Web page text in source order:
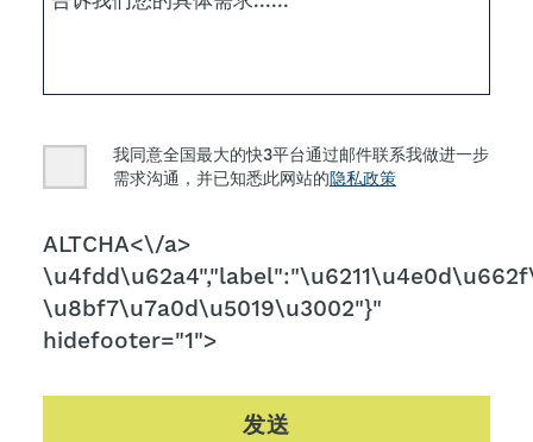
Consent
我同意全国最大的快3平台通过邮件联系我做进一步
需求沟通，并已知悉此网站的隐私政策
CAPTCHA
ALTCHA<\/a>
\u8bf7\u7a0d\u5019\u3002"}"
hidefooter="1">
发送